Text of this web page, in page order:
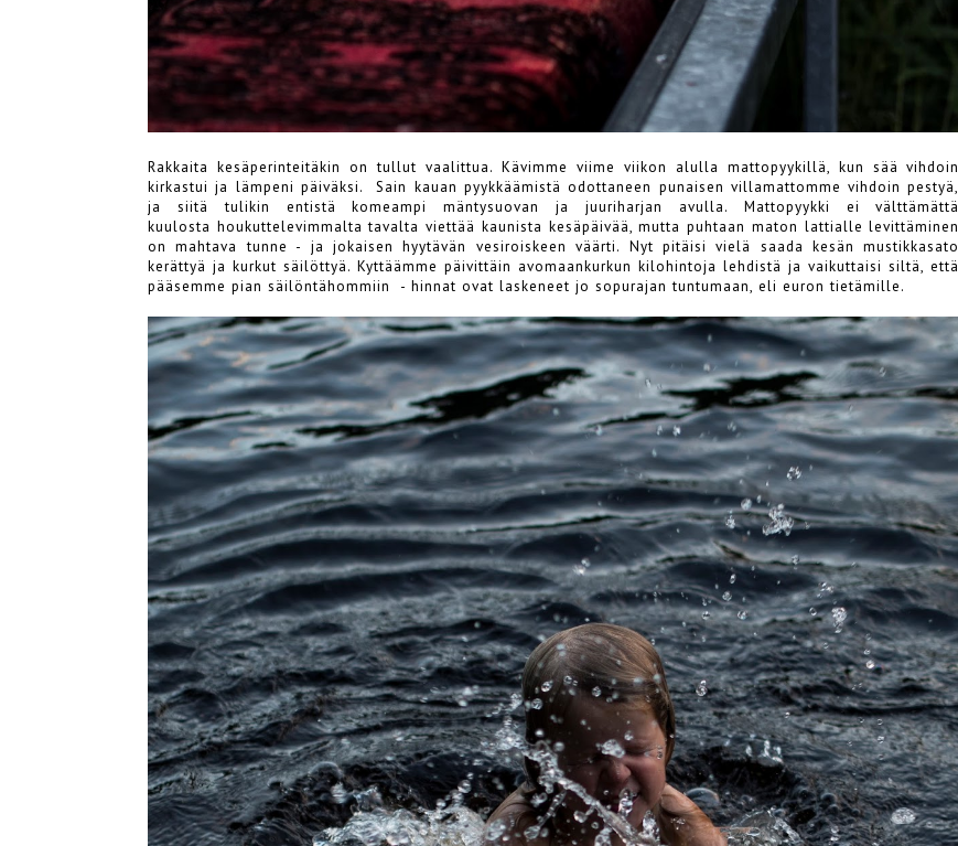
Rakkaita kesäperinteitäkin on tullut vaalittua. Kävimme viime viikon alulla mattopyykillä, kun sää vihdoin
kirkastui ja lämpeni päiväksi. Sain kauan pyykkäämistä odottaneen punaisen villamattomme vihdoin pestyä,
ja siitä tulikin entistä komeampi mäntysuovan ja juuriharjan avulla. Mattopyykki ei välttämättä
kuulosta houkuttelevimmalta tavalta viettää kaunista kesäpäivää, mutta puhtaan maton lattialle levittäminen
on mahtava tunne - ja jokaisen hyytävän vesiroiskeen väärti. Nyt pitäisi vielä saada kesän mustikkasato
kerättyä ja kurkut säilöttyä. Kyttäämme päivittäin avomaankurkun kilohintoja lehdistä ja vaikuttaisi siltä, että
pääsemme pian säilöntähommiin - hinnat ovat laskeneet jo sopurajan tuntumaan, eli euron tietämille.